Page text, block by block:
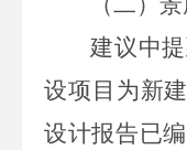
建议中
设项目 为新
设计报告已